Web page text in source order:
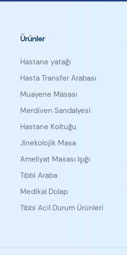
Ürünler
Hastane yatağı
Hasta Transfer Arabası
Muayene Masası
Merdiven Sandalyesi
Hastane Koltuğu
Jinekolojik Masa
Ameliyat Masası Işığı
Tıbbi Araba
Medikal Dolap
Tıbbi Acil Durum Ürünleri